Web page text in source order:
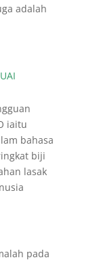
adalah
iaitu
bahasa
biji
lasak
pada